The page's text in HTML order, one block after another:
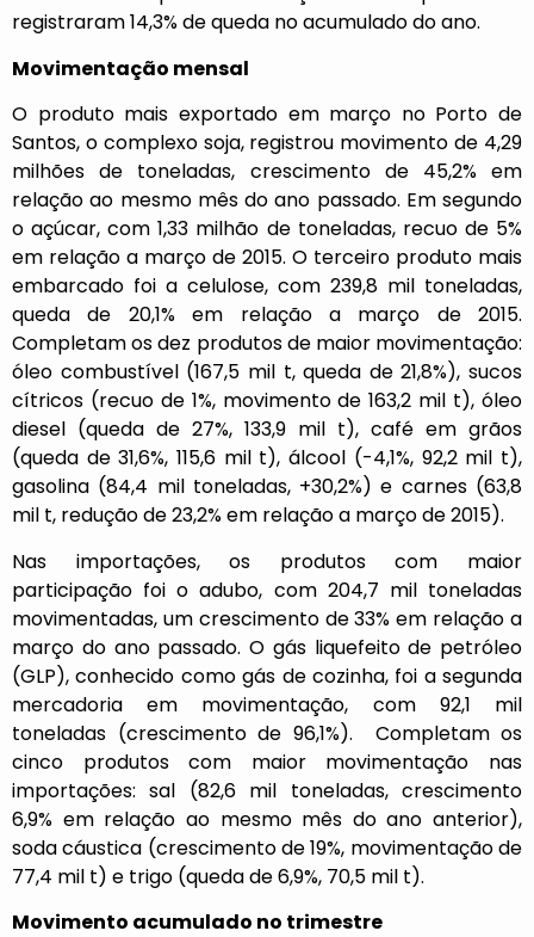
registraram 14,3% de queda no acumulado do ano.
Movimentação mensal
O produto mais exportado em março no Porto de
Santos, o complexo soja, registrou movimento de 4,29
milhões de toneladas, crescimento de 45,2% em
relação ao mesmo mês do ano passado. Em segundo
o açúcar, com 1,33 milhão de toneladas, recuo de 5%
em relação a março de 2015. O terceiro produto mais
embarcado foi a celulose, com 239,8 mil toneladas,
queda de 20,1% em relação a março de 2015.
Completam os dez produtos de maior movimentação:
óleo combustível (167,5 mil t, queda de 21,8%), sucos
cítricos (recuo de 1%, movimento de 163,2 mil t), óleo
diesel (queda de 27%, 133,9 mil t), café em grãos
(queda de 31,6%, 115,6 mil t), álcool (-4,1%, 92,2 mil t),
gasolina (84,4 mil toneladas, +30,2%) e carnes (63,8
mil t, redução de 23,2% em relação a março de 2015).
Nas importações, os produtos com maior
participação foi o adubo, com 204,7 mil toneladas
movimentadas, um crescimento de 33% em relação a
março do ano passado. O gás liquefeito de petróleo
(GLP), conhecido como gás de cozinha, foi a segunda
mercadoria em movimentação, com 92,1 mil
toneladas (crescimento de 96,1%). Completam os
cinco produtos com maior movimentação nas
importações: sal (82,6 mil toneladas, crescimento
6,9% em relação ao mesmo mês do ano anterior),
soda cáustica (crescimento de 19%, movimentação de
77,4 mil t) e trigo (queda de 6,9%, 70,5 mil t).
Movimento acumulado no trimestre